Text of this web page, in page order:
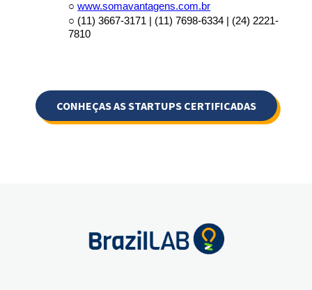
○ www.somavantagens.com.br
○ (11) 3667-3171 | (11) 7698-6334 | (24) 2221-
7810
CONHEÇAS AS STARTUPS CERTIFICADAS